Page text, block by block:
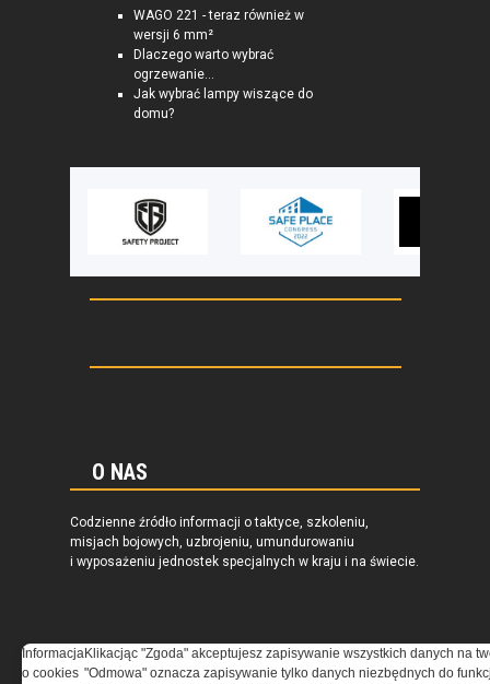
WAGO 221 - teraz również w
wersji 6 mm²
Dlaczego warto wybrać
ogrzewanie...
Jak wybrać lampy wiszące do
domu?
O NAS
Codzienne źródło informacji o taktyce, szkoleniu,
misjach bojowych, uzbrojeniu, umundurowaniu
i wyposażeniu jednostek specjalnych w kraju i na świecie.
REGULAMIN
Informacja
o cookies
Klikacjąc "Zgoda" akceptujesz zapisywanie wszystkich danych na
"Odmowa" oznacza zapisywanie tylko danych niezbędnych do